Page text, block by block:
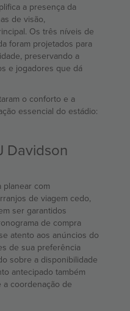
a presença da
de visão,
Os três níveis de
foram projetados para
preservando a
e jogadores que dá
o conforto e a
essencial do estádio:
Davidson
planear com
de viagem cedo,
ser garantidos
de compra
atento aos anúncios do
de sua preferência
sobre a disponibilidade
antecipado também
a coordenação de